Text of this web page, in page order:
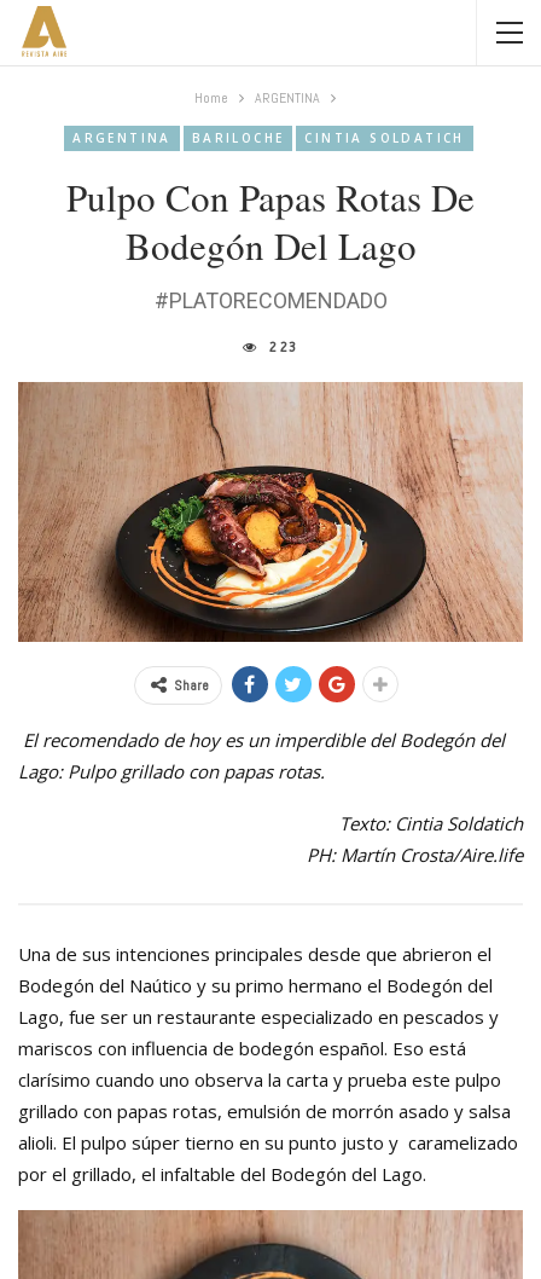
Home ARGENTINA
ARGENTINA BARILOCHE CINTIA SOLDATICH
Pulpo Con Papas Rotas De
Bodegón Del Lago
#PLATORECOMENDADO
223
Share
El recomendado de hoy es un imperdible del Bodegón del
Lago: Pulpo grillado con papas rotas.
Texto: Cintia Soldatich
PH: Martín Crosta/Aire.life
Una de sus intenciones principales desde que abrieron el
Bodegón del Naútico y su primo hermano el Bodegón del
Lago, fue ser un restaurante especializado en pescados y
mariscos con influencia de bodegón español. Eso está
clarísimo cuando uno observa la carta y prueba este pulpo
grillado con papas rotas, emulsión de morrón asado y salsa
alioli. El pulpo súper tierno en su punto justo y caramelizado
por el grillado, el infaltable del Bodegón del Lago.